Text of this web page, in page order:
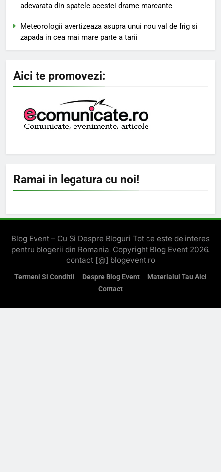
adevarata din spatele acestei drame marcante
Meteorologii avertizeaza asupra unui nou val de frig si
zapada in cea mai mare parte a tarii
Aici te promovezi:
Ramai in legatura cu noi!
Blog Event – Cu Si Despre Bloguri Tot ce este de interes
pentru blogerii din Romania. Copyright Blog Event 2026.
contact [@] blogevent.ro
Termeni Si Conditii Despre Blog Event
Materialul Tau Aici
Contact